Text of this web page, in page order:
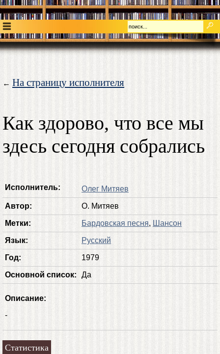
← На страницу исполнителя
Как здорово, что все мы
здесь сегодня собрались
Исполнитель: Олег Митяев
Автор: О. Митяев
Метки: Бардовская песня, Шансон
Язык: Русский
Год: 1979
Основной список: Да
Описание:
-
Статистика